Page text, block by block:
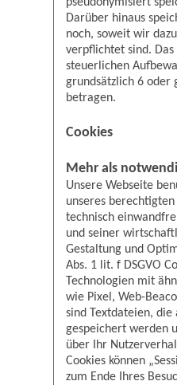
Darüber hinaus
noch, soweit wir
verpflichtet sind.
steuerlichen
grundsätzlich 6 oder
betragen.
Cookies
Mehr als
Unsere Webseite
unseres
technisch
und seiner
Gestaltung und
Abs. 1 lit. f DSGVO
Technologien mit
wie Pixel, Web-
sind Textdateien,
gespeichert werden
über Ihr
Cookies können
zum Ende Ihres